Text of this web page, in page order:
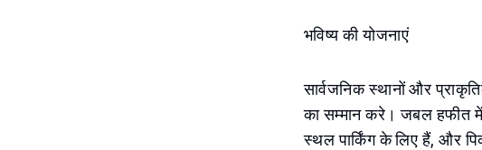
भविष्य की योजनाएं
सार्वजनिक स्थानों और
का सम्मान करे। जबल हफीत में,
स्थल पार्किंग के लिए हैं, और